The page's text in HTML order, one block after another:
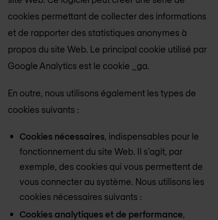
cookies permettant de collecter des informations
et de rapporter des statistiques anonymes à
propos du site Web. Le principal cookie utilisé par
Google Analytics est le cookie _ga.
En outre, nous utilisons également les types de
cookies suivants :
Cookies nécessaires, indispensables pour le
fonctionnement du site Web. Il s’agit, par
exemple, des cookies qui vous permettent de
vous connecter au système. Nous utilisons les
cookies nécessaires suivants :
Cookies analytiques et de performance,